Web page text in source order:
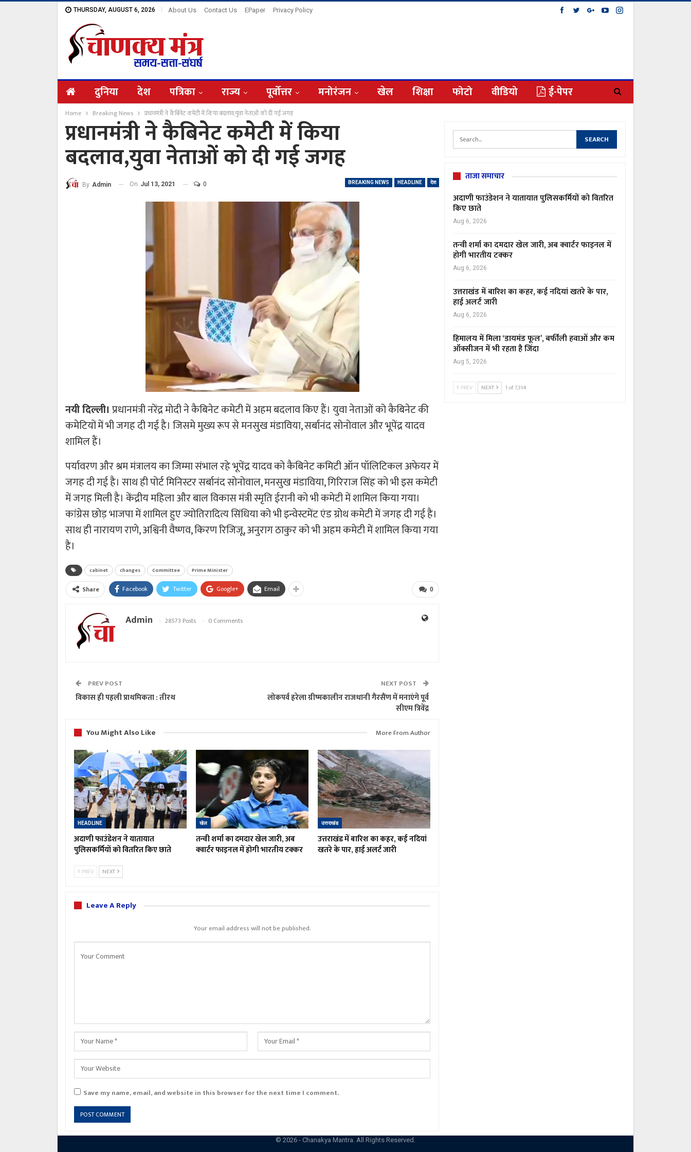
THURSDAY, AUGUST 6, 2026 About Us Contact Us EPaper Privacy Policy
दुनिया देश पत्रिका राज्य पूर्वोत्तर मनोरंजन खेल शिक्षा फोटो वीडियो ई-पेपर
Home Breaking News प्रधानमंत्री ने कैबिनेट कमेटी में किया बदलाव,युवा नेताओं को दी गई जगह
प्रधानमंत्री ने कैबिनेट कमेटी में किया
बदलाव,युवा नेताओं को दी गई जगह
BREAKING NEWS HEADLINE देश
By Admin On Jul 13, 2021 0
नयी दिल्ली। प्रधानमंत्री नरेंद्र मोदी ने कैबिनेट कमेटी में अहम बदलाव किए हैं। युवा नेताओं को कैबिनेट की
कमेटियों में भी जगह दी गई है। जिसमे मुख्य रूप से मनसुख मंडाविया, सर्बानंद सोनोवाल और भूपेंद्र यादव
शामिल हैं।
पर्यावरण और श्रम मंत्रालय का जिम्मा संभाल रहे भूपेंद्र यादव को कैबिनेट कमिटी ऑन पॉलिटिकल अफेयर में
जगह दी गई है। साथ ही पोर्ट मिनिस्टर सर्बानंद सोनोवाल, मनसुख मंडाविया, गिरिराज सिंह को भी इस कमेटी
में जगह मिली है। केंद्रीय महिला और बाल विकास मंत्री स्मृति ईरानी को भी कमेटी में शामिल किया गया।
कांग्रेस छोड़ भाजपा में शामिल हुए ज्योतिरादित्य सिंधिया को भी इन्वेस्टमेंट एंड ग्रोथ कमेटी में जगह दी गई है।
साथ ही नारायण राणे, अश्विनी वैष्णव, किरण रिजिजू, अनुराग ठाकुर को भी अहम कमेटी में शामिल किया गया
है।
cabinet changes Committee Prime Minister
0
Share Facebook Twitter Google+ Email
Admin 28573 Posts 0 Comments
PREV POST
विकास ही पहली प्राथमिकता : तीरथ
NEXT POST
लोकपर्व हरेला ग्रीष्मकालीन राजधानी गैरसैंण में मनाएंगे पूर्व
सीएम त्रिवेंद्र
You Might Also Like
More From Author
HEADLINE
अदाणी फाउंडेशन ने यातायात
पुलिसकर्मियों को वितरित किए छाते
खेल
तन्वी शर्मा का दमदार खेल जारी, अब
क्वार्टर फाइनल में होगी भारतीय टक्कर
उत्तराखंड
उत्तराखंड में बारिश का कहर, कई नदियां
खतरे के पार, हाई अलर्ट जारी
PREV NEXT
Leave A Reply
Your email address will not be published.
Save my name, email, and website in this browser for the next time I comment.
ताजा समाचार
अदाणी फाउंडेशन ने यातायात पुलिसकर्मियों को वितरित
किए छाते
Aug 6, 2026
तन्वी शर्मा का दमदार खेल जारी, अब क्वार्टर फाइनल में
होगी भारतीय टक्कर
Aug 6, 2026
उत्तराखंड में बारिश का कहर, कई नदियां खतरे के पार,
हाई अलर्ट जारी
Aug 6, 2026
हिमालय में मिला ‘डायमंड फूल’, बर्फीली हवाओं और कम
ऑक्सीजन में भी रहता है जिंदा
Aug 5, 2026
PREV NEXT 1 of 7,314
© 2026 - Chanakya Mantra. All Rights Reserved.